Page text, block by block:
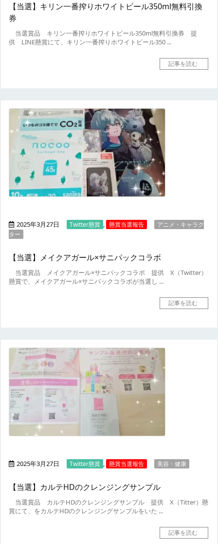
【当選】キリン一番搾りホワイトビール350ml無料引換
券
当選賞品 キリン一番搾りホワイトビール350ml無料引換券 提
供 LINE懸賞にて、キリン一番搾りホワイトビール350 ...
記事を読む
2025年3月27日 Twitter懸賞 , 懸賞当選報告
アニメ・キャラク
ター
【当選】メイクアガール×サニパックコラボ
当選賞品 メイクアガール×サニパックコラボ 提供 X（Twitter）
懸賞で、メイクアガール×サニパックコラボが当選し ...
記事を読む
2025年3月27日 Twitter懸賞 , 懸賞当選報告 美容・健康
【当選】カルテHDのクレンジングサンプル
当選賞品 カルテHDのクレンジングサンプル 提供 X（Titter）懸
賞にて、をカルテHDのクレンジングサンプルをいた ...
記事を読む